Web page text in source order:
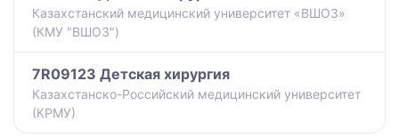
Казахстанский медицинский университет «ВШОЗ»
(КМУ "ВШОЗ")
7R09123 Детская хирургия
Казахстанско-Российский медицинский университет
(КРМУ)